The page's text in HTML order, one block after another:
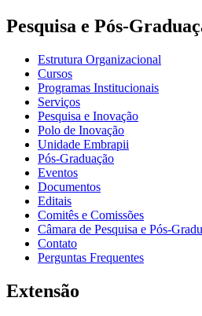
Pesquisa e Pós-
Estrutura Organizacional
Cursos
Programas Institucionais
Serviços
Pesquisa e Inovação
Polo de Inovação
Unidade Embrapii
Pós-Graduação
Eventos
Documentos
Editais
Comitês e Comissões
Câmara de Pesquisa e Pós-
Contato
Perguntas Frequentes
Extensão